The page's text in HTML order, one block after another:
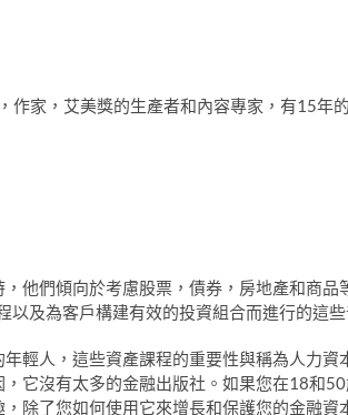
作家，艾美獎的生產者和內容專家，有15年
他們傾向於考慮股票，債券，房地產和商
以及為客戶構建有效的投資組合而進行的這
輕人，這些資產課程的重要性與稱為人力
它沒有太多的金融出版社。如果您在18和
除了您如何使用它來增長和保護您的金融資